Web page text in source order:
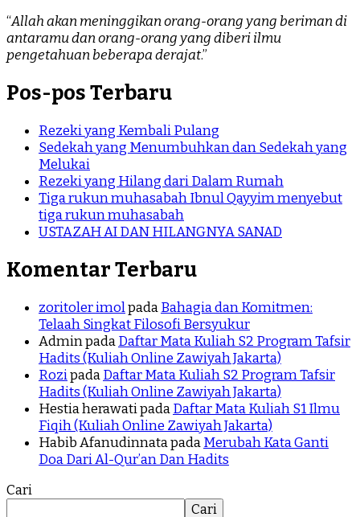
“Allah akan meninggikan orang-orang yang beriman di
antaramu dan orang-orang yang diberi ilmu
pengetahuan beberapa derajat.”
Pos-pos Terbaru
Rezeki yang Kembali Pulang
Sedekah yang Menumbuhkan dan Sedekah yang
Melukai
Rezeki yang Hilang dari Dalam Rumah
Tiga rukun muhasabah Ibnul Qayyim menyebut
tiga rukun muhasabah
USTAZAH AI DAN HILANGNYA SANAD
Komentar Terbaru
zoritoler imolpadaBahagia dan Komitmen:
Telaah Singkat Filosofi Bersyukur
AdminpadaDaftar Mata Kuliah S2 Program Tafsir
Hadits (Kuliah Online Zawiyah Jakarta)
RozipadaDaftar Mata Kuliah S2 Program Tafsir
Hadits (Kuliah Online Zawiyah Jakarta)
Hestia herawatipadaDaftar Mata Kuliah S1 Ilmu
Fiqih (Kuliah Online Zawiyah Jakarta)
Habib AfanudinnatapadaMerubah Kata Ganti
Doa Dari Al-Qur’an Dan Hadits
Cari
Cari